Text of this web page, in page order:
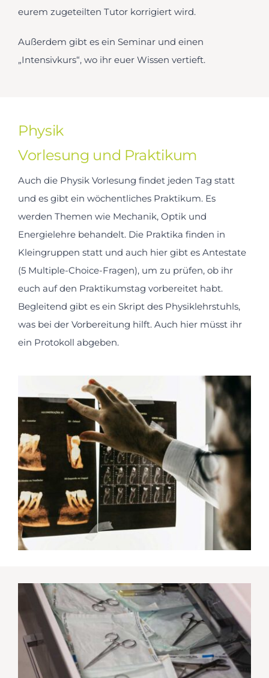
eurem zugeteilten Tutor korrigiert wird.
Außerdem gibt es ein Seminar und einen
„Intensivkurs“, wo ihr euer Wissen vertieft.
Physik
Vorlesung und Praktikum
Auch die Physik Vorlesung findet jeden Tag statt
und es gibt ein wöchentliches Praktikum. Es
werden Themen wie Mechanik, Optik und
Energielehre behandelt. Die Praktika finden in
Kleingruppen statt und auch hier gibt es Antestate
(5 Multiple-Choice-Fragen), um zu prüfen, ob ihr
euch auf den Praktikumstag vorbereitet habt.
Begleitend gibt es ein Skript des Physiklehrstuhls,
was bei der Vorbereitung hilft. Auch hier müsst ihr
ein Protokoll abgeben.